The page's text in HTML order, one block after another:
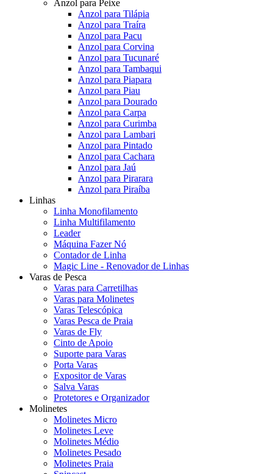
Anzol para Peixe
Anzol para Tilápia
Anzol para Traíra
Anzol para Pacu
Anzol para Corvina
Anzol para Tucunaré
Anzol para Tambaqui
Anzol para Piapara
Anzol para Piau
Anzol para Dourado
Anzol para Carpa
Anzol para Curimba
Anzol para Lambari
Anzol para Pintado
Anzol para Cachara
Anzol para Jaú
Anzol para Pirarara
Anzol para Piraíba
Linhas
Linha Monofilamento
Linha Multifilamento
Leader
Máquina Fazer Nó
Contador de Linha
Magic Line - Renovador de Linhas
Varas de Pesca
Varas para Carretilhas
Varas para Molinetes
Varas Telescópica
Varas Pesca de Praia
Varas de Fly
Cinto de Apoio
Suporte para Varas
Porta Varas
Expositor de Varas
Salva Varas
Protetores e Organizador
Molinetes
Molinetes Micro
Molinetes Leve
Molinetes Médio
Molinetes Pesado
Molinetes Praia